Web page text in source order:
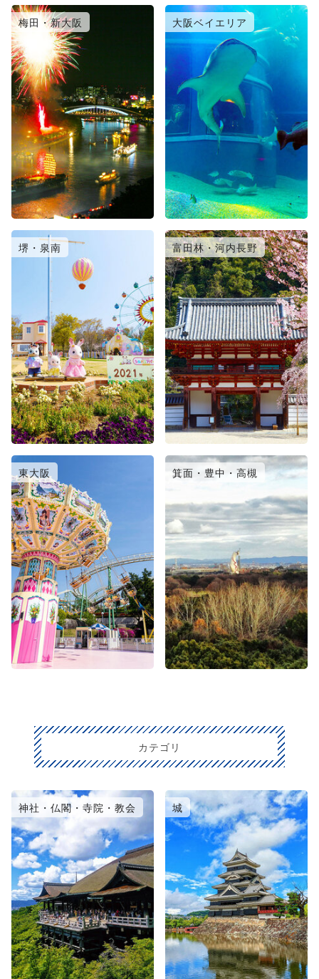
梅田・新大阪 大阪ベイエリア
堺・泉南 富田林・河内長野
東大阪 箕面・豊中・高槻
カテゴリ
神社・仏閣・寺院・教会 城